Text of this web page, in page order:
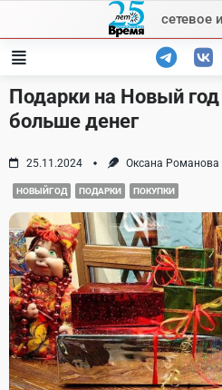
content
сетевое
Подарки на Новый
больше денег
25.11.2024 Оксана Романова
НОВЫЙГОД ПОДАРКИ ПОКУПКИ